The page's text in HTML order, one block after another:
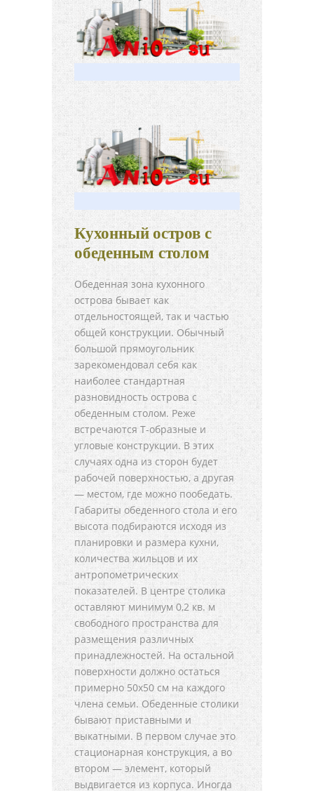
Кухонный остров с
обеденным столом
Обеденная зона кухонного
острова бывает как
отдельностоящей, так и частью
общей конструкции. Обычный
большой прямоугольник
зарекомендовал себя как
наиболее стандартная
разновидность острова с
обеденным столом. Реже
встречаются Т-образные и
угловые конструкции. В этих
случаях одна из сторон будет
рабочей поверхностью, а другая
— местом, где можно пообедать.
Габариты обеденного стола и его
высота подбираются исходя из
планировки и размера кухни,
количества жильцов и их
антропометрических
показателей. В центре столика
оставляют минимум 0,2 кв. м
свободного пространства для
размещения различных
принадлежностей. На остальной
поверхности должно остаться
примерно 50x50 см на каждого
члена семьи. Обеденные столики
бывают приставными и
выкатными. В первом случае это
стационарная конструкция, а во
втором — элемент, который
выдвигается из корпуса. Иногда